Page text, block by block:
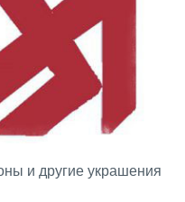
и другие украшения